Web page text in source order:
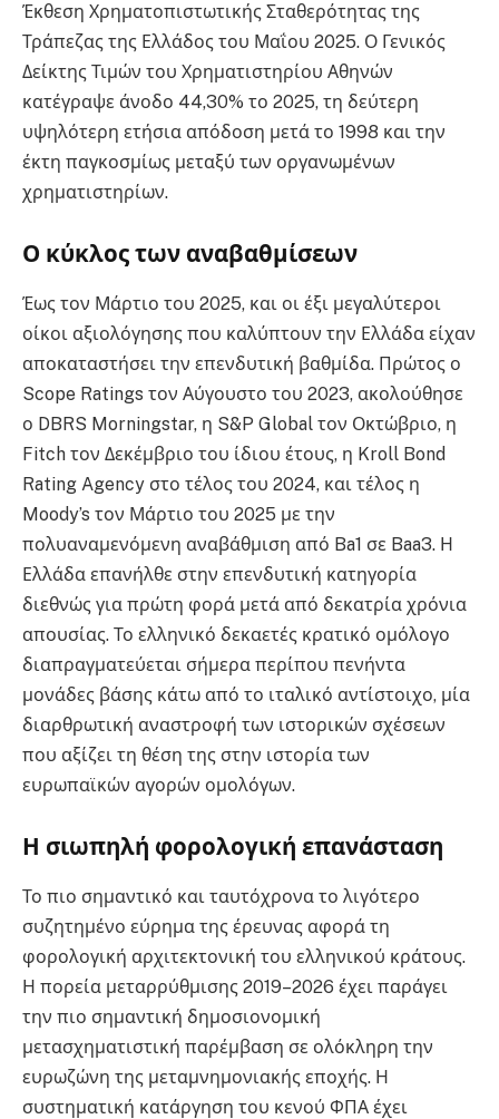
Έκθεση Χρηματοπιστωτικής Σταθερότητας της
Τράπεζας της Ελλάδος του Μαΐου 2025. Ο Γενικός
Δείκτης Τιμών του Χρηματιστηρίου Αθηνών
κατέγραψε άνοδο 44,30% το 2025, τη δεύτερη
υψηλότερη ετήσια απόδοση μετά το 1998 και την
έκτη παγκοσμίως μεταξύ των οργανωμένων
χρηματιστηρίων.
Ο κύκλος των αναβαθμίσεων
Έως τον Μάρτιο του 2025, και οι έξι μεγαλύτεροι
οίκοι αξιολόγησης που καλύπτουν την Ελλάδα είχαν
αποκαταστήσει την επενδυτική βαθμίδα. Πρώτος ο
Scope Ratings τον Αύγουστο του 2023, ακολούθησε
ο DBRS Morningstar, η S&P Global τον Οκτώβριο, η
Fitch τον Δεκέμβριο του ίδιου έτους, η Kroll Bond
Rating Agency στο τέλος του 2024, και τέλος η
Moody’s τον Μάρτιο του 2025 με την
πολυαναμενόμενη αναβάθμιση από Ba1 σε Baa3. Η
Ελλάδα επανήλθε στην επενδυτική κατηγορία
διεθνώς για πρώτη φορά μετά από δεκατρία χρόνια
απουσίας. Το ελληνικό δεκαετές κρατικό ομόλογο
διαπραγματεύεται σήμερα περίπου πενήντα
μονάδες βάσης κάτω από το ιταλικό αντίστοιχο, μία
διαρθρωτική αναστροφή των ιστορικών σχέσεων
που αξίζει τη θέση της στην ιστορία των
ευρωπαϊκών αγορών ομολόγων.
Η σιωπηλή φορολογική επανάσταση
Το πιο σημαντικό και ταυτόχρονα το λιγότερο
συζητημένο εύρημα της έρευνας αφορά τη
φορολογική αρχιτεκτονική του ελληνικού κράτους.
Η πορεία μεταρρύθμισης 2019–2026 έχει παράγει
την πιο σημαντική δημοσιονομική
μετασχηματιστική παρέμβαση σε ολόκληρη την
ευρωζώνη της μεταμνημονιακής εποχής. Η
συστηματική κατάργηση του κενού ΦΠΑ έχει